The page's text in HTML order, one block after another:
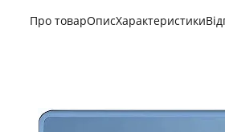
Про товарОписХарактеристики